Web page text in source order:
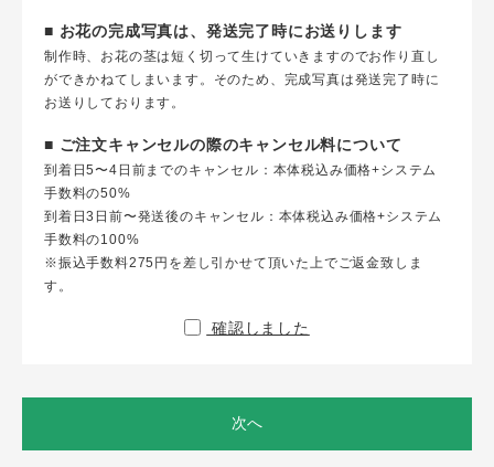
■ お花の完成写真は、発送完了時にお送りします
制作時、お花の茎は短く切って生けていきますのでお作り直し
ができかねてしまいます。そのため、完成写真は発送完了時に
お送りしております。
■ ご注文キャンセルの際のキャンセル料について
到着日5〜4日前までのキャンセル：本体税込み価格+システム
手数料の50%
到着日3日前〜発送後のキャンセル：本体税込み価格+システム
手数料の100%
※振込手数料275円を差し引かせて頂いた上でご返金致しま
す。
確認しました
次へ